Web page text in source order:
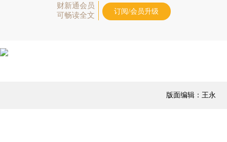
财新通会员
可畅读全文
订阅/会员升级
版面编辑：王永